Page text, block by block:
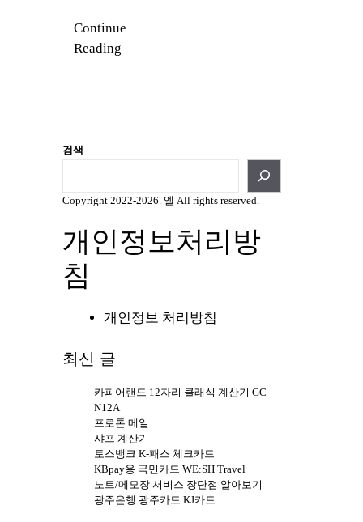
Continue
Reading
검색
Copyright 2022-2026. 엘 All rights reserved.
개인정보처리방
침
개인정보 처리방침
최신 글
카피어랜드 12자리 클래식 계산기 GC-
N12A
프로톤 메일
샤프 계산기
토스뱅크 K-패스 체크카드
KBpay용 국민카드 WE:SH Travel
노트/메모장 서비스 장단점 알아보기
광주은행 광주카드 KJ카드